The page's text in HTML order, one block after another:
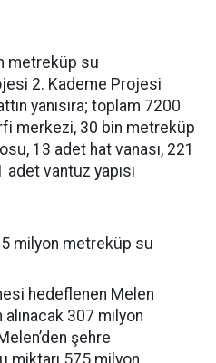
metreküp su
2. Kademe Projesi
yanısıra; toplam 7200
merkezi, 30 bin metreküp
13 adet hat vanası, 221
vantuz yapısı
milyon metreküp su
hedeflenen Melen
307 milyon
şehre
miktarı 575 milyon